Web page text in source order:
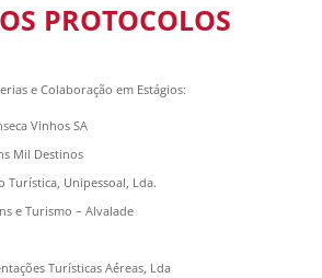
PROTOCOLOS
e Colaboração em Estágios:
Vinhos SA
Mil Destinos
Turística, Unipessoal, Lda.
e Turismo – Alvalade
Turísticas Aéreas, Lda